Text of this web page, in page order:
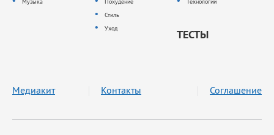
Стиль
Уход
ТЕСТЫ
Медиакит Контакты Соглашение